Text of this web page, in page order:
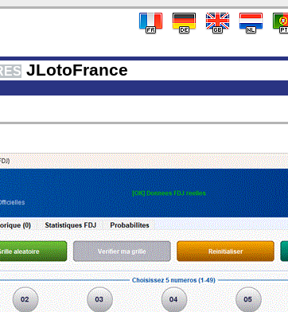
JLotoFrance